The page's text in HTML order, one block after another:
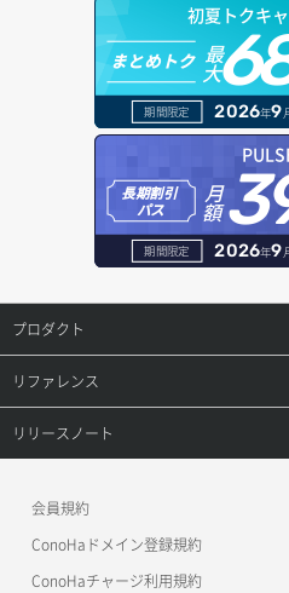
ボリュームアタッチ
ボリュームデタッチ
オブジェクトダウンロード
オブジェクトバージョン管理
オブジェクト一覧取得
オブジェクト削除
オブジェクト削除予約
オブジェクト複製
オブジェクト詳細取得
コンテナ一覧取得
コンテナ作成
コンテナ削除
ドメイン情報登録
ドメイン詳細取得
レコード一覧取得
レコード作成
レコード更新
レコード詳細取得
初夏トクキ
まとめトク 最
大
期間限定 2026年9
長期割引
パス
月
額
期間限定 2026年9
プロダクト
プロダクトトップ
ConoHa VPS(Ver.3.0)
ConoHa for GAME
リファレンス
リファレンストップ
OpenStack CLI
リリースノート
会員規約
ConoHaドメイン登録規約
ConoHaチャージ利用規約